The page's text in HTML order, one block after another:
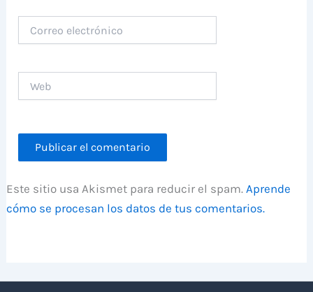
electrónico
Este sitio usa Akismet para reducir el spam.Aprende
cómo se procesan los datos de tus comentarios.